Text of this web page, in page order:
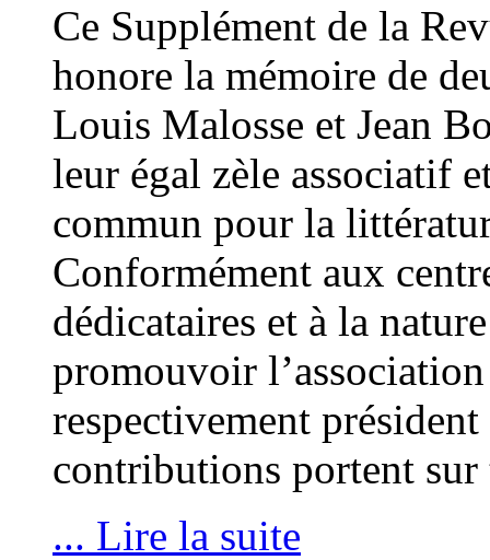
Ce Supplément de la
honore la mémoire de
Louis Malosse et Jean
leur égal zèle associatif
commun pour la
Conformément aux
dédicataires et à la
promouvoir
respectivement
contributions portent
... Lire la suite